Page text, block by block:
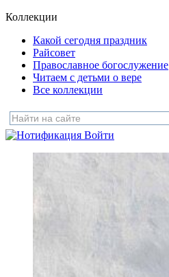
Коллекции
Какой сегодня праздник
Райсовет
Православное богослужение
Читаем с детьми о вере
Все коллекции
Войти